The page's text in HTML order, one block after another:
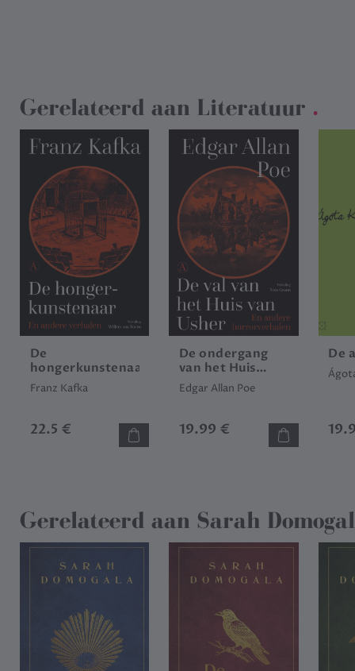
Gerelateerd aan Literatuur .
De
hongerkunstenaar
Franz Kafka
22.5 €
De ondergang
van het Huis
Usher
Edgar Allan Poe
19.99 €
De
Gerelateerd aan Sarah